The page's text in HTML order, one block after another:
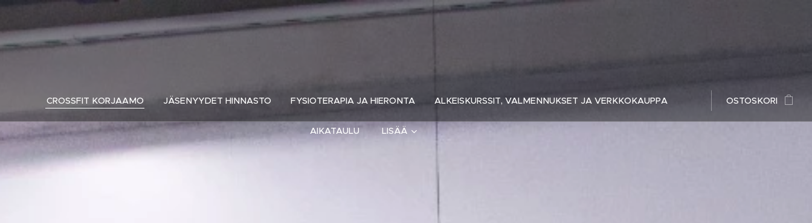
CROSSFIT KORJAAMO JÄSENYYDET HINNASTO FYSIOTERAPIA JA HIERONTA ALKEISKURSSIT, VALMENNUKSET JA VERKKOKAUPPA
AIKATAULU LISÄÄ
OSTOSKORI